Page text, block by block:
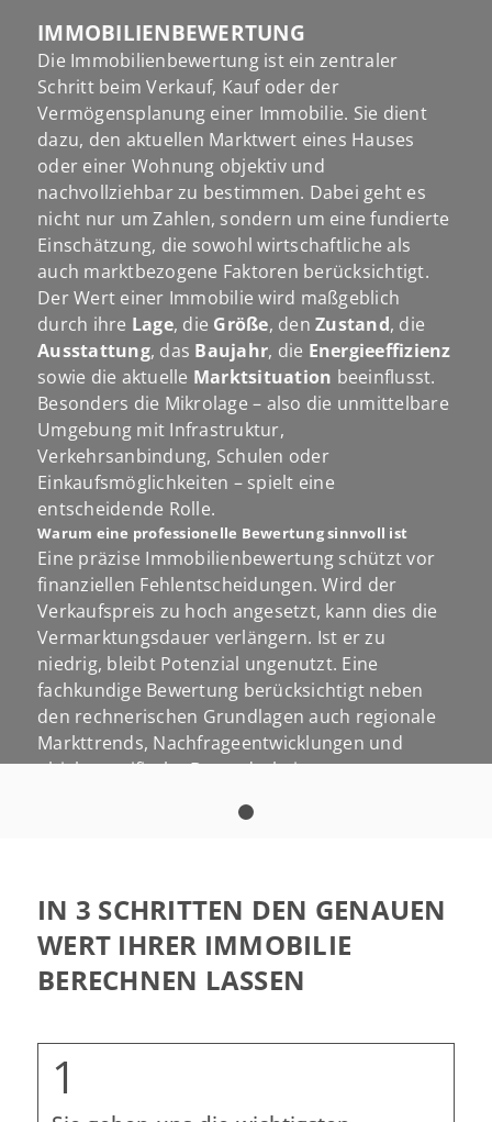
IMMOBILIENBEWERTUNG
Die Immobilienbewertung ist ein zentraler
Schritt beim Verkauf, Kauf oder der
Vermögensplanung einer Immobilie. Sie dient
dazu, den aktuellen Marktwert eines Hauses
oder einer Wohnung objektiv und
nachvollziehbar zu bestimmen. Dabei geht es
nicht nur um Zahlen, sondern um eine fundierte
Einschätzung, die sowohl wirtschaftliche als
auch marktbezogene Faktoren berücksichtigt.
Der Wert einer Immobilie wird maßgeblich
durch ihre Lage, die Größe, denZustand, die
Ausstattung, das Baujahr, die Energieeffizienz
sowie die aktuelle Marktsituation beeinflusst.
Besonders die Mikrolage – also die unmittelbare
Umgebung mit Infrastruktur,
Verkehrsanbindung, Schulen oder
Einkaufsmöglichkeiten – spielt eine
entscheidende Rolle.
Warum eine professionelle Bewertung sinnvoll ist
Eine präzise Immobilienbewertung schützt vor
finanziellen Fehlentscheidungen. Wird der
Verkaufspreis zu hoch angesetzt, kann dies die
Vermarktungsdauer verlängern. Ist er zu
niedrig, bleibt Potenzial ungenutzt. Eine
fachkundige Bewertung berücksichtigt neben
den rechnerischen Grundlagen auch regionale
Markttrends, Nachfrageentwicklungen und
objektspezifische Besonderheiten.
eine Scheidung oder zur Vermögensübersicht –
Entscheidungsgrundlage.
Immobilienverkauf mit
Gewinn
WAS IST MEINE IMMOBILIE WERT?
JETZT KOSTENLOS BEWERTEN
Füllen Sie einfach das Formular aus – wir
IN 3 SCHRITTEN DEN GENAUEN
WERT IHRER IMMOBILIE
BERECHNEN LASSEN